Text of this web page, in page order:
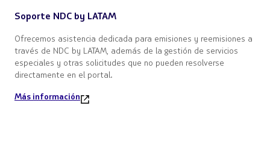
Soporte NDC by LATAM
Ofrecemos asistencia dedicada para emisiones y reemisiones a
través de NDC by LATAM, además de la gestión de servicios
especiales y otras solicitudes que no pueden resolverse
directamente en el portal.
Más información